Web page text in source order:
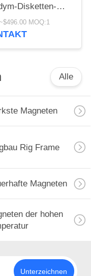
Disketten-
für das
MOQ:1
Alle
Magneten
Rig Frame
Magneten
der hohen
Unterzeichnen